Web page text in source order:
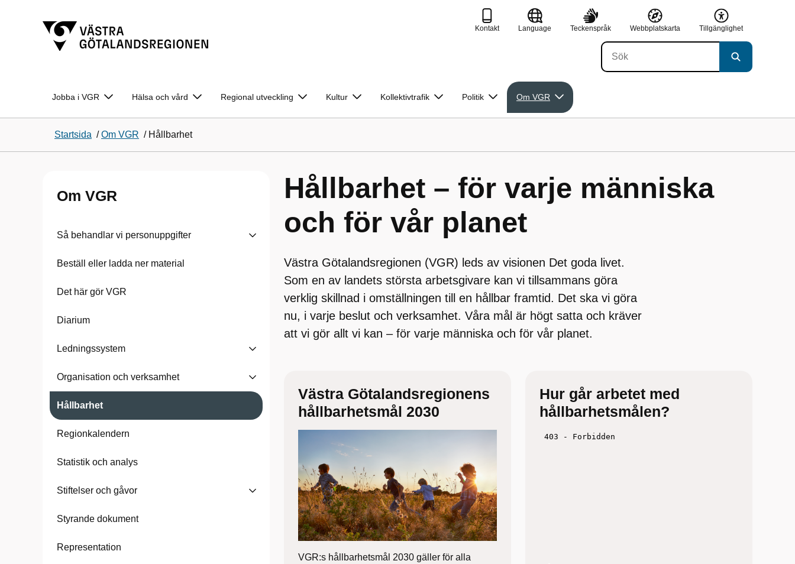
Kontakt Language Teckenspråk Webbplatskarta Tillgänglighet
Jobba i VGR Hälsa och vård Regional utveckling Kultur Kollektivtrafik Politik Om VGR
Startsida /Om VGR / Hållbarhet
Om VGR
Så behandlar vi personuppgifter
Beställ eller ladda ner material
Det här gör VGR
Diarium
Ledningssystem
Organisation och verksamhet
Hållbarhet
Regionkalendern
Statistik och analys
Stiftelser och gåvor
Styrande dokument
Representation
Hållbarhet – för varje människa
och för vår planet
Västra Götalandsregionen (VGR) leds av visionen Det goda livet.
Som en av landets största arbetsgivare kan vi tillsammans göra
verklig skillnad i omställningen till en hållbar framtid. Det ska vi göra
nu, i varje beslut och verksamhet. Våra mål är högt satta och kräver
att vi gör allt vi kan – för varje människa och för vår planet.
Västra Götalandsregionens
hållbarhetsmål 2030
VGR:s hållbarhetsmål 2030 gäller för alla
Hur går arbetet med
hållbarhetsmålen?